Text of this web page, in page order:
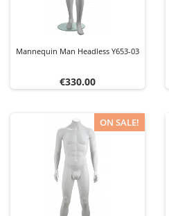
Mannequin Man Headless Y653-03
Price
€330.00
ON SALE!